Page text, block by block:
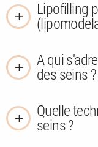
Lipofilling
A qui
des seins ?
Quelle
seins ?